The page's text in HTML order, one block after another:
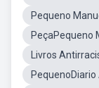
Pequeno
PeçaPequeno
Livros